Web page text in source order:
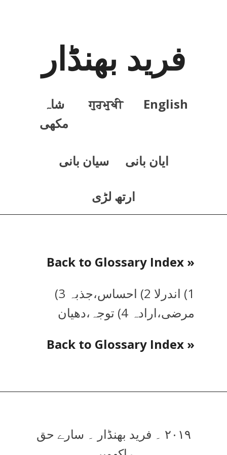
فرید بھنڈار
English
ਗੁਰਮੁਖੀ
شاہ
مکھی
ايان بانی سيان بانی
ارتھ لڑی
« Back to Glossary Index
1) اندرلا 2) احساس،جذبہ 3)
مرضی،ارادہ 4) توجہ،دھیان
« Back to Glossary Index
۲۰۱۹ ۔ فرید بھنڈار ۔ سارے حق